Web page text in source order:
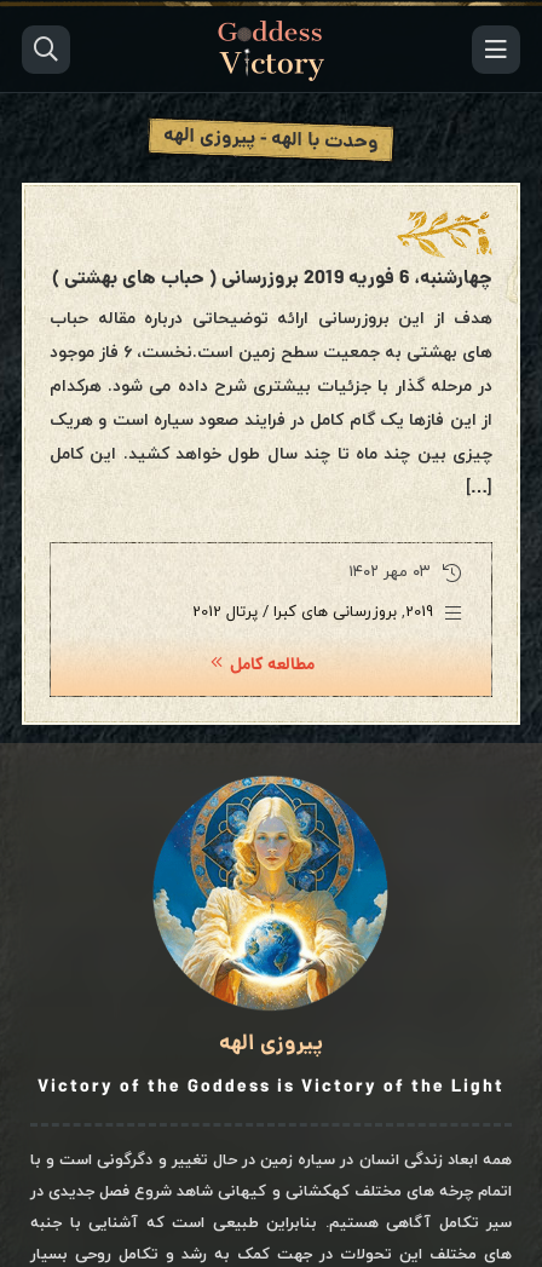
وحدت با الهه - پیروزی الهه
چهارشنبه، 6 فوریه 2019 بروزرسانی ( حباب های بهشتی )
هدف از این بروزرسانی ارائه توضیحاتی درباره مقاله حباب
های بهشتی به جمعیت سطح زمین است.نخست، ۶ فاز موجود
در مرحله گذار با جزئیات بیشتری شرح داده می شود. هرکدام
از این فازها یک گام کامل در فرایند صعود سیاره است و هریک
چیزی بین چند ماه تا چند سال طول خواهد کشید. این کامل
[…]
۰۳ مهر ۱۴۰۲
2019
, بروزرسانی های کبرا / پرتال 2012
مطالعه کامل
پیروزی الهه
Victory of the Goddess is Victory of the Light
همه ابعاد زندگی انسان در سیاره زمین در حال تغییر و دگرگونی است و با
اتمام چرخه های مختلف کهکشانی و کیهانی شاهد شروع فصل جدیدی در
سیر تکامل آگاهی هستیم. بنابراین طبیعی است که آشنایی با جنبه
های مختلف این تحولات در جهت کمک به رشد و تکامل روحی بسیار